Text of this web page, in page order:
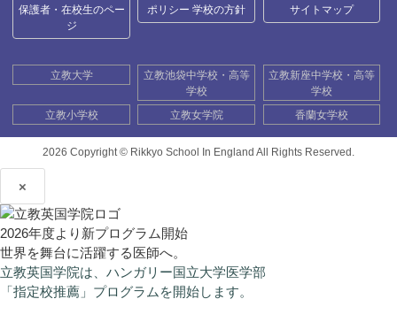
保護者・在校生のペー
ジ
ポリシー 学校の方針 サイトマップ
立教大学
立教池袋中学校・高等
学校
立教新座中学校・高等
学校
立教小学校
立教女学院 香蘭女学校
2026 Copyright © Rikkyo School In England All Rights Reserved.
×
2026年度より新プログラム開始
世界を舞台に活躍する医師へ。
立教英国学院は、ハンガリー国立大学医学部
「指定校推薦」プログラムを開始します。